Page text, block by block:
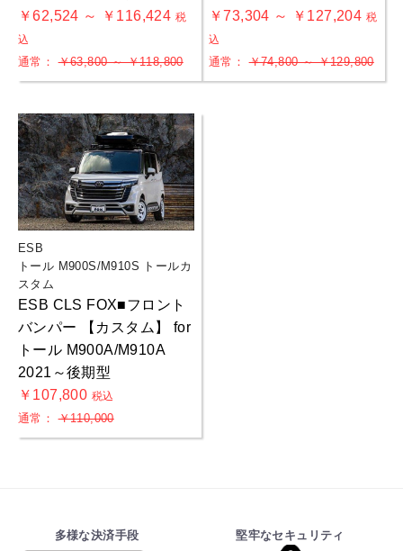
￥62,524 ～ ￥116,424 税
込
通常：￥63,800 ～ ￥118,800
￥73,304 ～ ￥127,204 税
込
通常：￥74,800 ～ ￥129,800
ESB
トール M900S/M910S トールカ
スタム
ESB CLS FOX■フロント
バンパー 【カスタム】 for
トール M900A/M910A
2021～後期型
￥107,800 税込
通常：￥110,000
多様な決済手段 堅牢なセキュリティ